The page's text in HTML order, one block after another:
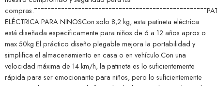
ELÉCTRICA PARA NINOSCon solo 8,2 kg, esta patineta eléctrica
está diseñada específicamente para niños de 6 a 12 años aprox o
max 50kg.El práctico diseño plegable mejora la portabilidad y
simplifica el almacenamiento en casa o en vehículo.Con una
velocidad máxima de 14 km/h, la patineta es lo suficientemente
rápida para ser emocionante para niños, pero lo suficientemente